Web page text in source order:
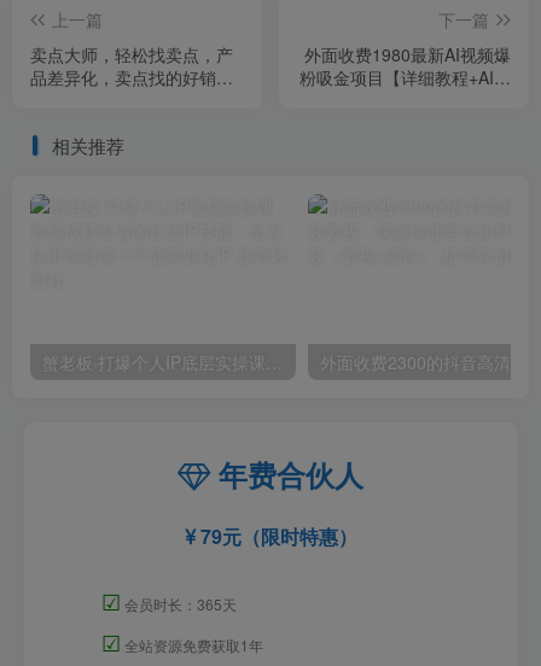
上一篇
卖点大师，轻松找卖点，产
品差异化，卖点找的好销量
下一篇
外面收费1980最新AI视频爆
粉吸金项目【详细教程+AI工
相关推荐
蟹老板·打爆个人IP底层实操课，教你成熟专业的打造IP技能，全方位带你做成一个能商业化IP
年费合伙人
79元（限时特惠）
☑ 会员时长：365天
☑ 全站资源免费获取1年